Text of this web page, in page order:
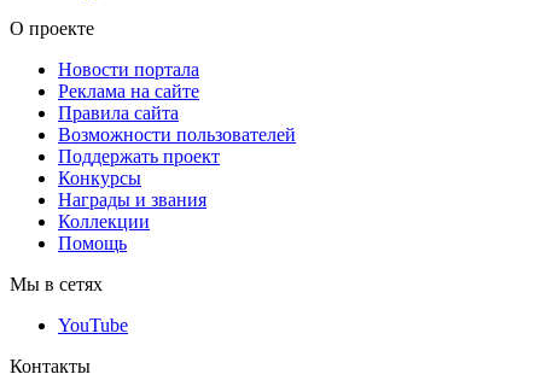
О проекте
Новости портала
Реклама на сайте
Правила сайта
Возможности пользователей
Поддержать проект
Конкурсы
Награды и звания
Коллекции
Помощь
Мы в сетях
YouTube
Контакты